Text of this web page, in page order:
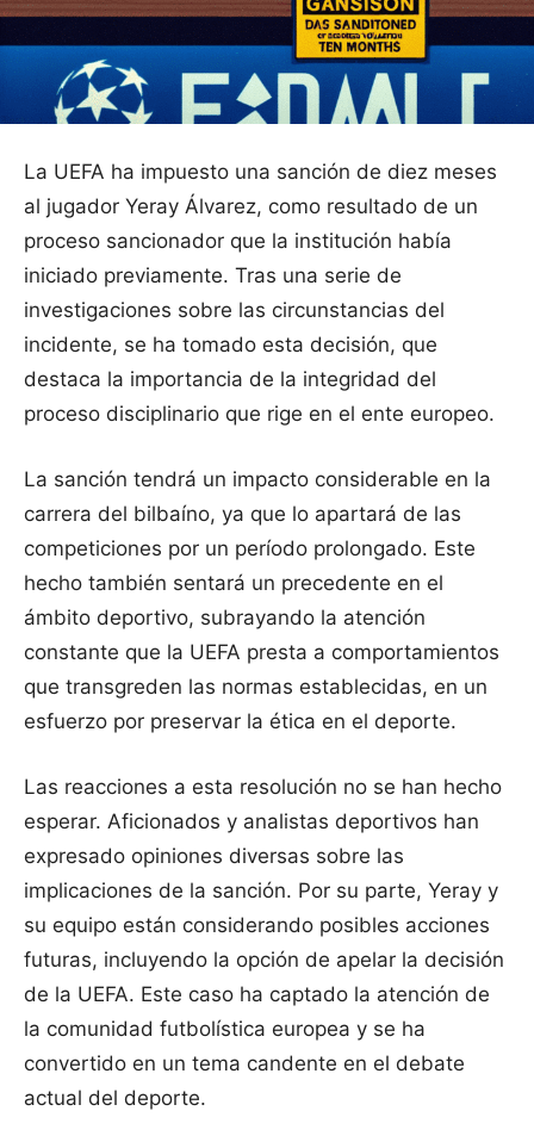
La UEFA ha impuesto una sanción de diez meses
al jugador Yeray Álvarez, como resultado de un
proceso sancionador que la institución había
iniciado previamente. Tras una serie de
investigaciones sobre las circunstancias del
incidente, se ha tomado esta decisión, que
destaca la importancia de la integridad del
proceso disciplinario que rige en el ente europeo.
La sanción tendrá un impacto considerable en la
carrera del bilbaíno, ya que lo apartará de las
competiciones por un período prolongado. Este
hecho también sentará un precedente en el
ámbito deportivo, subrayando la atención
constante que la UEFA presta a comportamientos
que transgreden las normas establecidas, en un
esfuerzo por preservar la ética en el deporte.
Las reacciones a esta resolución no se han hecho
esperar. Aficionados y analistas deportivos han
expresado opiniones diversas sobre las
implicaciones de la sanción. Por su parte, Yeray y
su equipo están considerando posibles acciones
futuras, incluyendo la opción de apelar la decisión
de la UEFA. Este caso ha captado la atención de
la comunidad futbolística europea y se ha
convertido en un tema candente en el debate
actual del deporte.